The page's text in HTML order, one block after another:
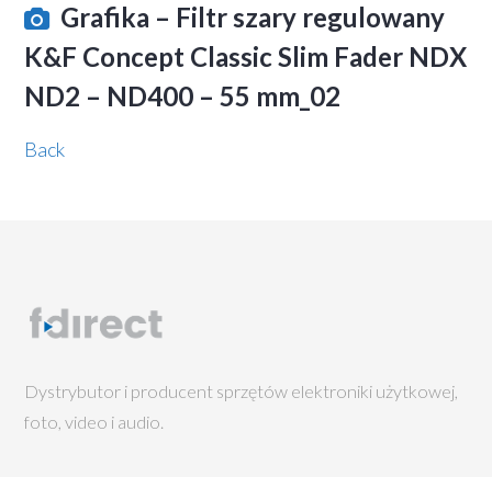
Grafika – Filtr szary regulowany
K&F Concept Classic Slim Fader NDX
ND2 – ND400 – 55 mm_02
Back
Dystrybutor i producent sprzętów elektroniki użytkowej,
foto, video i audio.